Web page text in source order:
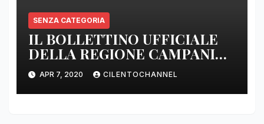
SENZA CATEGORIA
IL BOLLETTINO UFFICIALE
DELLA REGIONE CAMPANIA
DELLE ORE 22.00
APR 7, 2020 CILENTOCHANNEL